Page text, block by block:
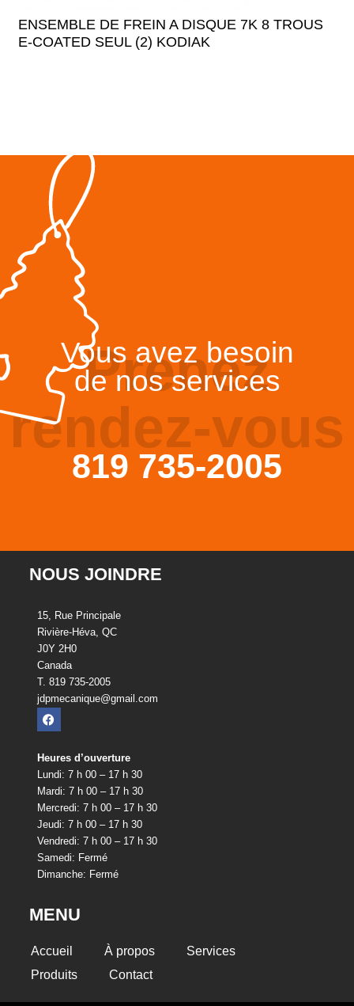
ENSEMBLE DE FREIN A DISQUE 7K 8 TROUS
E-COATED SEUL (2) KODIAK
Prenez
rendez-vous
Vous avez besoin
de nos services
819 735-2005
NOUS JOINDRE
15, Rue Principale
Rivière-Héva, QC
J0Y 2H0
Canada
T. 819 735-2005
jdpmecanique@gmail.com
Heures d’ouverture
Lundi: 7 h 00 – 17 h 30
Mardi: 7 h 00 – 17 h 30
Mercredi: 7 h 00 – 17 h 30
Jeudi: 7 h 00 – 17 h 30
Vendredi: 7 h 00 – 17 h 30
Samedi: Fermé
Dimanche: Fermé
MENU
Accueil À propos
Services
Produits
Contact